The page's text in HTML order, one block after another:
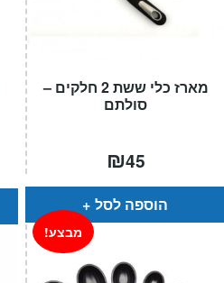
מארז כלי ששת 2 חלקים –
סולתם
₪45
הוספה לסל
מבצע!